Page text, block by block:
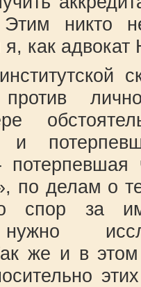
никто
я, как
против
и
потерпевшая
по делам о
спор за
же и в